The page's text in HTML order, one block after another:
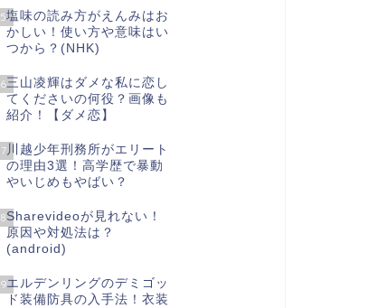
5塩味の読み方がえんみはお
かしい！使い方や意味はい
つから？(NHK)
6三山凌輝はダメな私に恋し
てくださいの何役？画像も
紹介！【ダメ恋】
7川越少年刑務所がエリート
の理由3選！高学歴で暴動
やいじめもやばい？
8Sharevideoが見れない！
原因や対処法は？
(android)
9エルデンリングのデミゴッ
ド装備防具の入手法！衣装